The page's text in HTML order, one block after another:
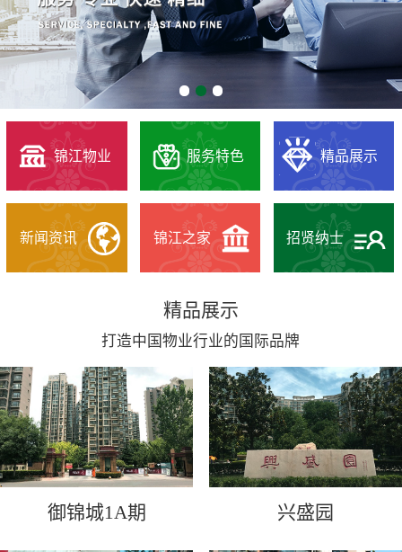
锦江物业 服务特色 精品展示
新闻资讯 锦江之家 招贤纳士
精品展示
打造中国物业行业的国际品牌
御锦城1A期 兴盛园